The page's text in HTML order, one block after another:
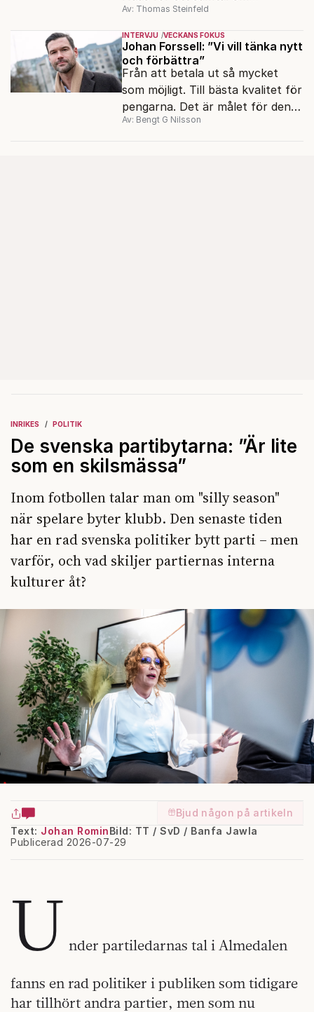
migrationens myter.
Av: Thomas Steinfeld
INTERVJU VECKANS FOKUS
Johan Forssell: ”Vi vill tänka nytt
och förbättra”
Från att betala ut så mycket
som möjligt. Till bästa kvalitet för
pengarna. Det är målet för den
nya biståndspolitiken, enligt
Av: Bengt G Nilsson
INRIKES POLITIK
De svenska partibytarna: ”Är lite
som en skilsmässa”
Inom fotbollen talar man om "silly season"
när spelare byter klubb. Den senaste tiden
har en rad svenska politiker bytt parti – men
varför, och vad skiljer partiernas interna
kulturer åt?
Bjud någon på artikeln
Text: Johan Romin
Publicerad 2026-07-29
Bild: TT / SvD / Banfa Jawla
U nder partiledarnas tal i Almedalen
fanns en rad politiker i publiken som tidigare
har tillhört andra partier, men som nu